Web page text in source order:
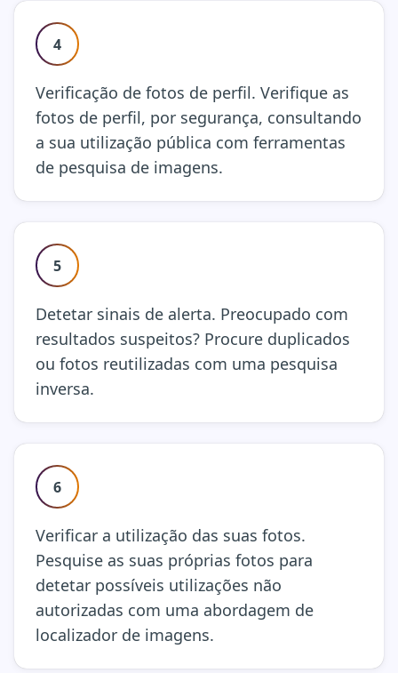
4
Verificação de fotos de perfil. Verifique as
fotos de perfil, por segurança, consultando
a sua utilização pública com ferramentas
de pesquisa de imagens.
5
Detetar sinais de alerta. Preocupado com
resultados suspeitos? Procure duplicados
ou fotos reutilizadas com uma pesquisa
inversa.
6
Verificar a utilização das suas fotos.
Pesquise as suas próprias fotos para
detetar possíveis utilizações não
autorizadas com uma abordagem de
localizador de imagens.